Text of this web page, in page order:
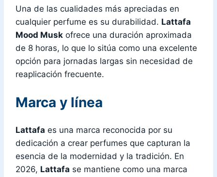
Una de las cualidades más apreciadas en
cualquier perfume es su durabilidad. Lattafa
Mood Musk ofrece una duración aproximada
de 8 horas, lo que lo sitúa como una excelente
opción para jornadas largas sin necesidad de
reaplicación frecuente.
Marca y línea
Lattafa es una marca reconocida por su
dedicación a crear perfumes que capturan la
esencia de la modernidad y la tradición. En
2026, Lattafa se mantiene como una marca